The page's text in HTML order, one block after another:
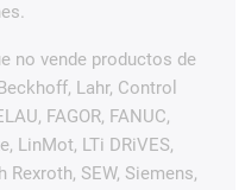
no vende productos de
Lahr, Control
FAGOR, FANUC,
LinMot, LTi DRiVES,
SEW, Siemens,